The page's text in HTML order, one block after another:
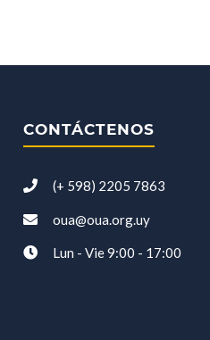
CONTÁCTENOS
(+ 598) 2205 7863
oua@oua.org.uy
Lun - Vie 9:00 - 17:00